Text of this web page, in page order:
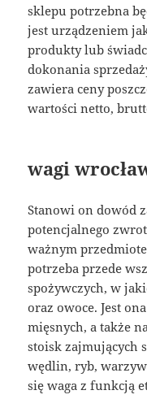
sklepu potrzebna
jest urządzeniem
produkty lub
dokonania
zawiera ceny
wartości netto,
wagi
Stanowi on dowód
potencjalnego
ważnym
potrzeba przede
spożywczych, w
oraz owoce. Jest
mięsnych, a także
stoisk zajmujących
wędlin, ryb,
się waga z funkcją